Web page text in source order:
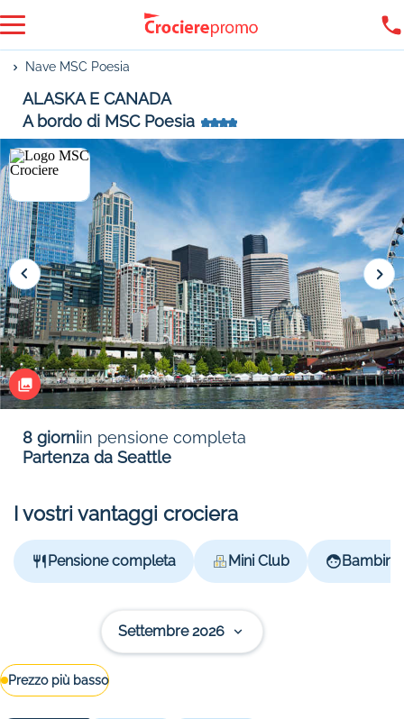
Nave MSC Poesia
8 giorniin pensione completa
Partenza da Seattle
ALASKA E CANADA
A bordo di MSC Poesia
I vostri vantaggi crociera
Pensione completa Mini Club Bambini
Prezzo più basso
Settembre 2026